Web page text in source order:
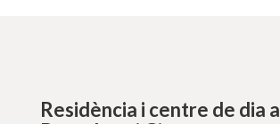
Residència i centre de dia a